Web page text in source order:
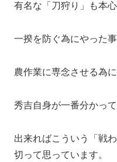
有名な「刀狩り」も本
一揆を防ぐ為にやった
農作業に専念させる為
秀吉自身が一番分かっ
出来ればこういう「戦
切って思っています。